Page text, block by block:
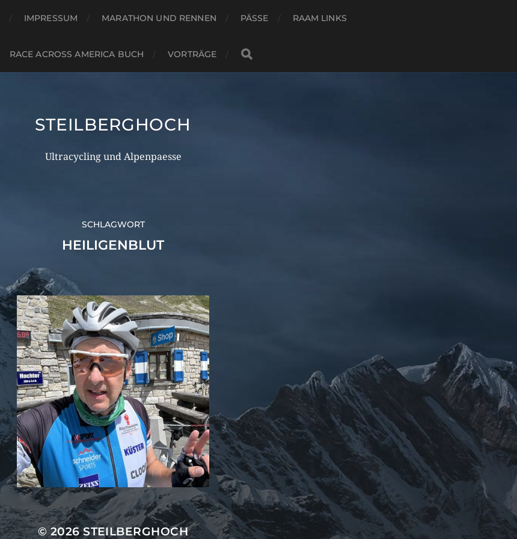
IMPRESSUM MARATHON UND RENNEN PÄSSE RAAM LINKS
RACE ACROSS AMERICA BUCH VORTRÄGE
STEILBERGHOCH
Ultracycling und Alpenpaesse
SCHLAGWORT
HEILIGENBLUT
© 2026STEILBERGHOCH